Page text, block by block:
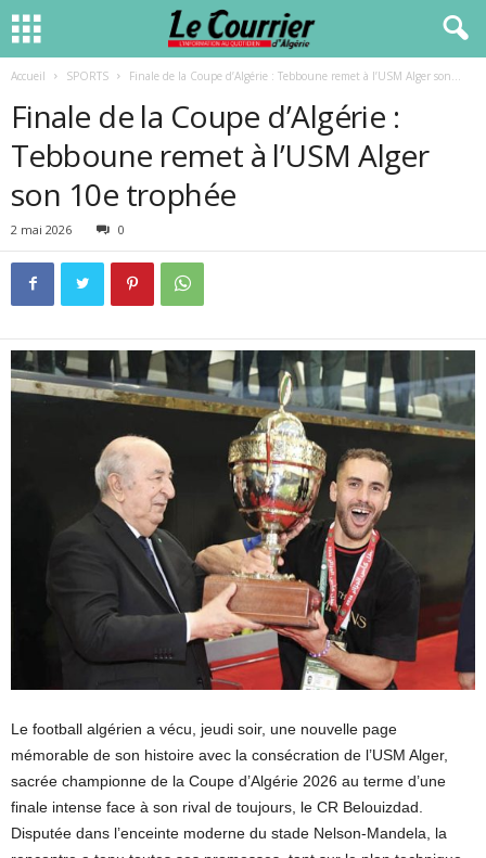
Accueil SPORTS Finale de la Coupe d’Algérie : Tebboune remet à l’USM Alger son...
Finale de la Coupe d’Algérie :
Tebboune remet à l’USM Alger
son 10e trophée
2 mai 2026 0
Le football algérien a vécu, jeudi soir, une nouvelle page
mémorable de son histoire avec la consécration de l’USM Alger,
sacrée championne de la Coupe d’Algérie 2026 au terme d’une
finale intense face à son rival de toujours, le CR Belouizdad.
Disputée dans l’enceinte moderne du stade Nelson-Mandela, la